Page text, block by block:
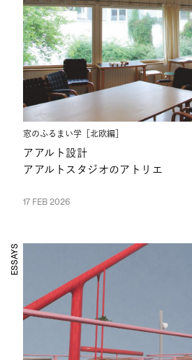
窓のふるまい学［北欧編］
アアルト設計
アアルトスタジオのアトリエ
17 FEB 2026
ESSAYS